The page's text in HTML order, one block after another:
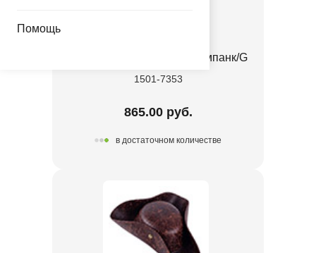
Помощь
Шляпа карнавальная Стимпанк/G
1501-7353
865.00 руб.
в достаточном количестве